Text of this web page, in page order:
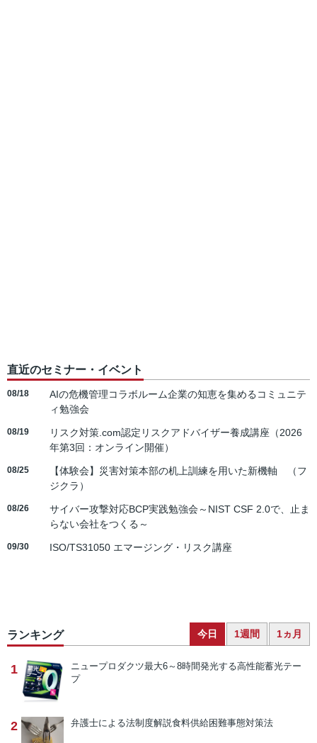
直近のセミナー・イベント
08/18
AIの危機管理コラボルーム企業の知恵を集めるコミュニテ
ィ勉強会
08/19
リスク対策.com認定リスクアドバイザー養成講座（2026
年第3回：オンライン開催）
08/25
【体験会】災害対策本部の机上訓練を用いた新機軸 （フ
ジクラ）
08/26
サイバー攻撃対応BCP実践勉強会～NIST CSF 2.0で、止ま
らない会社をつくる～
09/30 ISO/TS31050 エマージング・リスク講座
ランキング 今日 1週間 1ヵ月
1 ニュープロダクツ最大6～8時間発光する高性能蓄光テー
プ
2 弁護士による法制度解説食料供給困難事態対策法